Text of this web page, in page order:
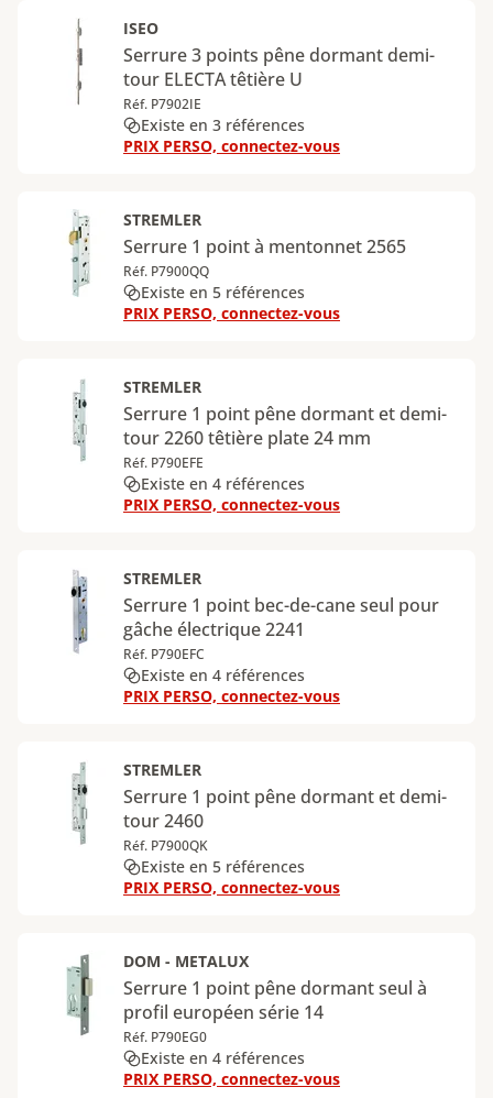
ISEO
Serrure 3 points pêne dormant demi-
tour ELECTA têtière U
Réf. P7902IE
Existe en 3 références
PRIX PERSO, connectez-vous
STREMLER
Serrure 1 point à mentonnet 2565
Réf. P7900QQ
Existe en 5 références
PRIX PERSO, connectez-vous
STREMLER
Serrure 1 point pêne dormant et demi-
tour 2260 têtière plate 24 mm
Réf. P790EFE
Existe en 4 références
PRIX PERSO, connectez-vous
STREMLER
Serrure 1 point bec-de-cane seul pour
gâche électrique 2241
Réf. P790EFC
Existe en 4 références
PRIX PERSO, connectez-vous
STREMLER
Serrure 1 point pêne dormant et demi-
tour 2460
Réf. P7900QK
Existe en 5 références
PRIX PERSO, connectez-vous
DOM - METALUX
Serrure 1 point pêne dormant seul à
profil européen série 14
Réf. P790EG0
Existe en 4 références
PRIX PERSO, connectez-vous